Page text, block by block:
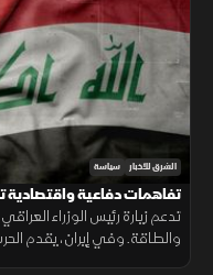
الشرق للأخبار سياسة
تفاهمات دفاعية واقتصادية
الثوري يتمسك بالنفوذ
تدعم زيارة رئيس الوزراء
والطاقة. وفي إيران، يقدم